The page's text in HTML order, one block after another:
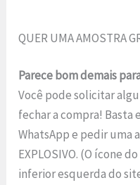
QUER UMA AMOSTRA
Parece bom demais
Você pode solicitar
fechar a compra!
WhatsApp e pedir uma
EXPLOSIVO. (O ícone
inferior esquerda do